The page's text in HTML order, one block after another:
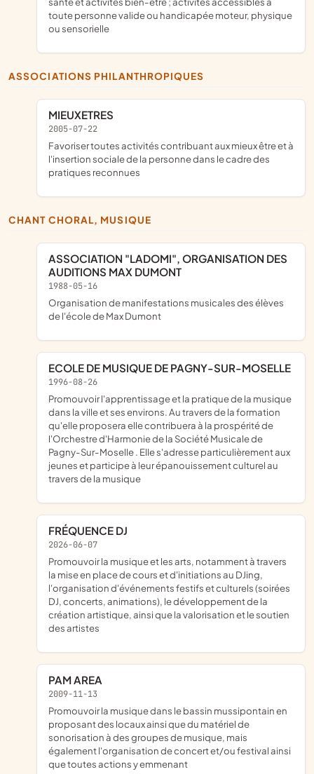
toute personne valide ou handicapée moteur, physique
ou sensorielle
ASSOCIATIONS PHILANTHROPIQUES
MIEUXETRES
2005-07-22
favoriser toutes activités contribuant aux mieux être et à
l'insertion sociale de la personne dans le cadre des
pratiques reconnues
CHANT CHORAL, MUSIQUE
ASSOCIATION "LADOMI", ORGANISATION DES
AUDITIONS MAX DUMONT
1988-05-16
Organisation de manifestations musicales des élèves
de l'école de Max Dumont
ECOLE DE MUSIQUE DE PAGNY-SUR-MOSELLE
1996-08-26
promouvoir l'apprentissage et la pratique de la musique
dans la ville et ses environs. Au travers de la formation
qu'elle proposera elle contribuera à la prospérité de
l'Orchestre d'Harmonie de la Société Musicale de
Pagny-Sur-Moselle . Elle s'adresse particulièrement aux
jeunes et participe à leur épanouissement culturel au
travers de la musique
FRÉQUENCE DJ
2026-06-07
promouvoir la musique et les arts, notamment à travers
la mise en place de cours et d'initiations au DJing,
l'organisation d'événements festifs et culturels (soirées
DJ, concerts, animations), le développement de la
création artistique, ainsi que la valorisation et le soutien
des artistes
PAM AREA
2009-11-13
promouvoir la musique dans le bassin mussipontain en
proposant des locaux ainsi que du matériel de
sonorisation à des groupes de musique, mais
également l'organisation de concert et/ou festival ainsi
que toutes actions y emmenant